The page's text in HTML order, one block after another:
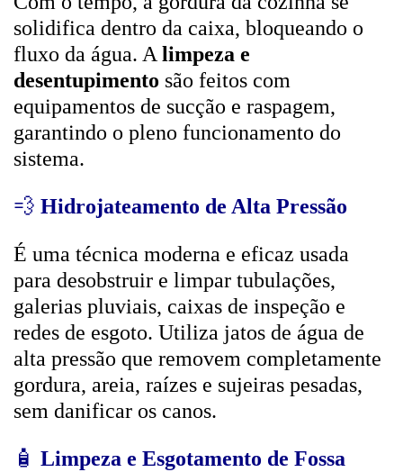
solidifica dentro da caixa, bloqueando o
fluxo da água. A limpeza e
desentupimento são feitos com
equipamentos de sucção e raspagem,
garantindo o pleno funcionamento do
sistema.
💨 Hidrojateamento de Alta Pressão
É uma técnica moderna e eficaz usada
para desobstruir e limpar tubulações,
galerias pluviais, caixas de inspeção e
redes de esgoto. Utiliza jatos de água de
alta pressão que removem completamente
gordura, areia, raízes e sujeiras pesadas,
sem danificar os canos.
🧴 Limpeza e Esgotamento de Fossa